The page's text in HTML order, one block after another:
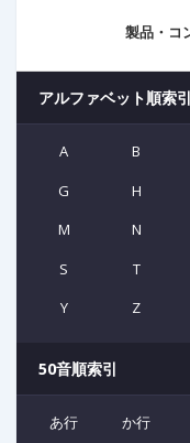
製品・コ
アルファベット順索引
A B
G
H
M
N
S
T
Y
Z
50音順索引
あ行 か行